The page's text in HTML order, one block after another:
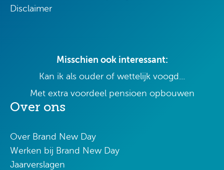
Disclaimer
Misschien ook interessant:
Kan ik als ouder of wettelijk voogd...
Met extra voordeel pensioen opbouwen
Over ons
Over Brand New Day
Werken bij Brand New Day
Jaarverslagen